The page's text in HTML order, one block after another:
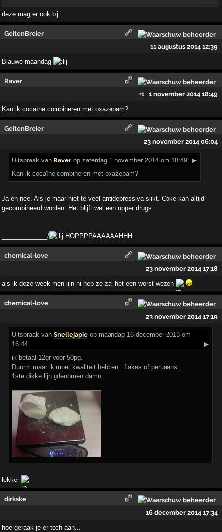
deze mag er ook bij
GeitenBreier
11 augustus 2014 12:39
Blauwe maandag
Raver
+1
1 november 2014 18:49
Kan ik cocaïne combineren met oxazepam?
GeitenBreier
23 november 2014 06:04
Uitspraak van Raver op zaterdag 1 november 2014 om 18:49: ▶
Kan ik cocaïne combineren met oxazepam?
Ja en nee. Als je maar niet te veel antidepressiva slikt. Coke kan altijd
gecombineerd worden. Het blijft wel een upper drugs.
_____________/ HOPPPPAAAAAAHHH
chemical-love
23 november 2014 17:18
als ik deze week men lijn ni heb ze zal het een worst wezen
chemical-love
23 november 2014 17:19
Uitspraak vanSnellejapie op maandag 16 december 2013 om
16:44:
▶
ik betaal 12gr voor 50pg.
Duurm maar ik moet kwaliteit hebben.. flakes of peruaans..
1ste dikke lijn gdenomen damn..
lekker
dirkske
16 december 2014 17:34
hoe geraak je er toch aan...